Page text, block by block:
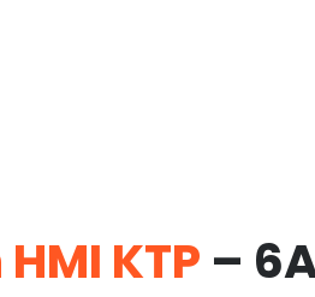
KTP –